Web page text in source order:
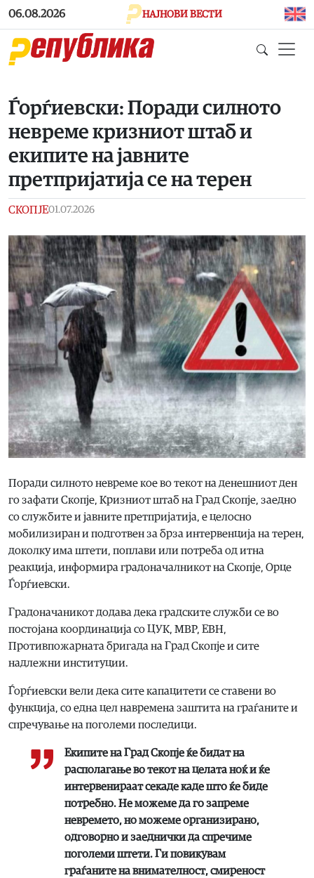
Skip to main content
06.08.2026 НАЈНОВИ ВЕСТИ
Ѓорѓиевски: Поради силното
невреме кризниот штаб и
екипите на јавните
претпријатија се на терен
СКОПЈЕ01.07.2026
Поради силното невреме кое во текот на денешниот ден
го зафати Скопје, Кризниот штаб на Град Скопје, заедно
со службите и јавните претпријатија, е целосно
мобилизиран и подготвен за брза интервенција на терен,
доколку има штети, поплави или потреба од итна
реакција, информира градоначалникот на Скопје, Орце
Ѓорѓиевски.
Градоначаникот додава дека градските служби се во
постојана координација со ЦУК, МВР, ЕВН,
Противпожарната бригада на Град Скопје и сите
надлежни институции.
Ѓорѓиевски вели дека сите капацитети се ставени во
функција, со една цел навремена заштита на граѓаните и
спречување на поголеми последици.
Екипите на Град Скопје ќе бидат на
располагање во текот на целата ноќ и ќе
интервенираат секаде каде што ќе биде
потребно. Не можеме да го запреме
невремето, но можеме организирано,
одговорно и заеднички да спречиме
поголеми штети. Ги повикувам
граѓаните на внимателност, смиреност